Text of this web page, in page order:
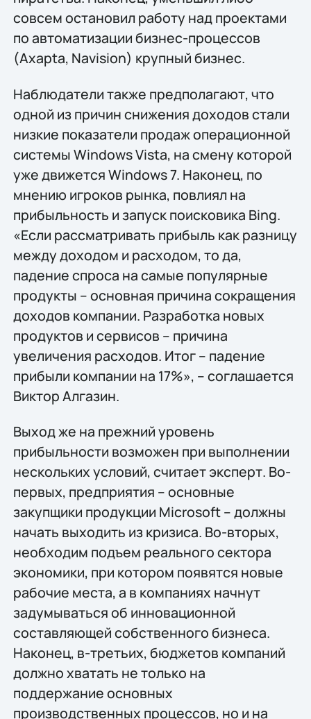
совсем остановил работу над проектами
по автоматизации бизнес-процессов
(Axapta, Navision) крупный бизнес.
Наблюдатели также предполагают, что
одной из причин снижения доходов стали
низкие показатели продаж операционной
системы Windows Vista, на смену которой
уже движется Windows 7. Наконец, по
мнению игроков рынка, повлиял на
прибыльность и запуск поисковика Bing.
«Если рассматривать прибыль как разницу
между доходом и расходом, то да,
падение спроса на самые популярные
продукты – основная причина сокращения
доходов компании. Разработка новых
продуктов и сервисов – причина
увеличения расходов. Итог – падение
прибыли компании на 17%», – соглашается
Виктор Алгазин.
Выход же на прежний уровень
прибыльности возможен при выполнении
нескольких условий, считает эксперт. Во-
первых, предприятия – основные
закупщики продукции Microsoft – должны
начать выходить из кризиса. Во-вторых,
необходим подъем реального сектора
экономики, при котором появятся новые
рабочие места, а в компаниях начнут
задумываться об инновационной
составляющей собственного бизнеса.
Наконец, в-третьих, бюджетов компаний
должно хватать не только на
поддержание основных
производственных процессов, но и на